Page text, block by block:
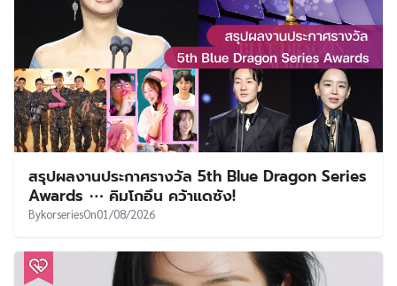
สรุปผลงานประกาศรางวัล 5th Blue Dragon Series
Awards ⋯ คิมโกอึน คว้าแดซัง!
BykorseriesOn01/08/2026